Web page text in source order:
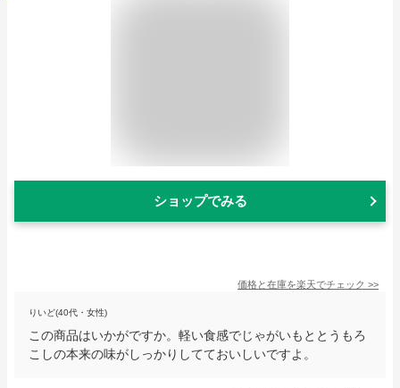
ショップでみる
価格と在庫を楽天でチェック >>
りいど(40代・女性)
この商品はいかがですか。軽い食感でじゃがいもととうもろ
こしの本来の味がしっかりしてておいしいですよ。